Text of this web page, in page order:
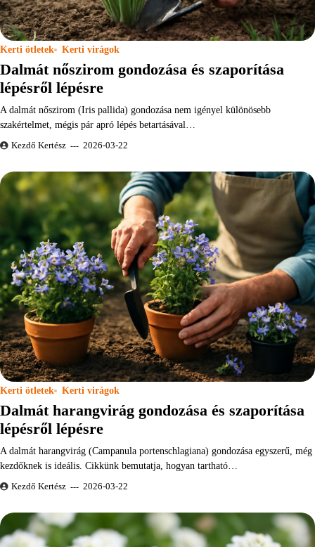
Kerti ötletek Kerti virágok
Dalmát nőszirom gondozása és szaporítása
lépésről lépésre
A dalmát nőszirom (Iris pallida) gondozása nem igényel különösebb
szakértelmet, mégis pár apró lépés betartásával…
Kezdő Kertész 2026-03-22
Kerti ötletek Kerti virágok
Dalmát harangvirág gondozása és szaporítása
lépésről lépésre
A dalmát harangvirág (Campanula portenschlagiana) gondozása egyszerű, még
kezdőknek is ideális. Cikkünk bemutatja, hogyan tartható…
Kezdő Kertész 2026-03-22